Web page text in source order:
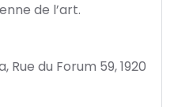
de l’art.
Rue du Forum 59, 1920